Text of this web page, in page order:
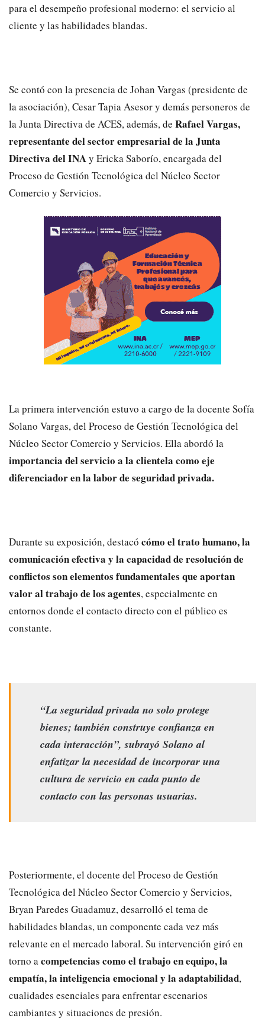
para el desempeño profesional moderno: el servicio al
cliente y las habilidades blandas.
Se contó con la presencia de Johan Vargas (presidente de
la asociación), Cesar Tapia Asesor y demás personeros de
la Junta Directiva de ACES, además, de Rafael Vargas,
representante del sector empresarial de la Junta
Directiva del INAy Ericka Saborío, encargada del
Proceso de Gestión Tecnológica del Núcleo Sector
Comercio y Servicios.
La primera intervención estuvo a cargo de la docente Sofía
Solano Vargas, del Proceso de Gestión Tecnológica del
Núcleo Sector Comercio y Servicios. Ella abordó la
importancia del servicio a la clientela como eje
diferenciador en la labor de seguridad privada.
Durante su exposición, destacó cómo el trato humano, la
comunicación efectiva y la capacidad de resolución de
conflictos son elementos fundamentales que aportan
valor al trabajo de los agentes, especialmente en
entornos donde el contacto directo con el público es
constante.
“La seguridad privada no solo protege
bienes; también construye confianza en
cada interacción”, subrayó Solano al
enfatizar la necesidad de incorporar una
cultura de servicio en cada punto de
contacto con las personas usuarias.
Posteriormente, el docente del Proceso de Gestión
Tecnológica del Núcleo Sector Comercio y Servicios,
Bryan Paredes Guadamuz, desarrolló el tema de
habilidades blandas, un componente cada vez más
relevante en el mercado laboral. Su intervención giró en
torno acompetencias como el trabajo en equipo, la
empatía, la inteligencia emocional y la adaptabilidad,
cualidades esenciales para enfrentar escenarios
cambiantes y situaciones de presión.